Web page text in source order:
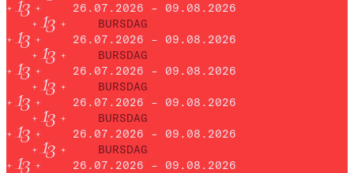
26.07.2026 – 09.08.2026
BURSDAG
26.07.2026 – 09.08.2026
BURSDAG
26.07.2026 – 09.08.2026
BURSDAG
26.07.2026 – 09.08.2026
BURSDAG
26.07.2026 – 09.08.2026
BURSDAG
26.07.2026 – 09.08.2026